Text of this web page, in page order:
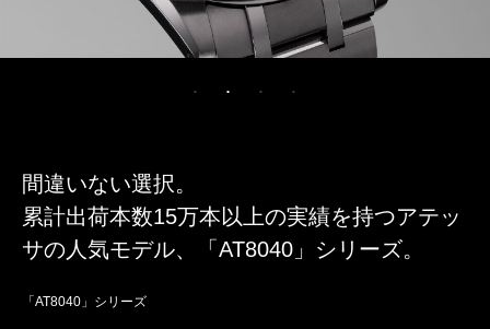
間違いない選択。
累計出荷本数15万本以上の実績を持つアテッ
サの人気モデル、「AT8040」シリーズ。
「AT8040」シリーズ